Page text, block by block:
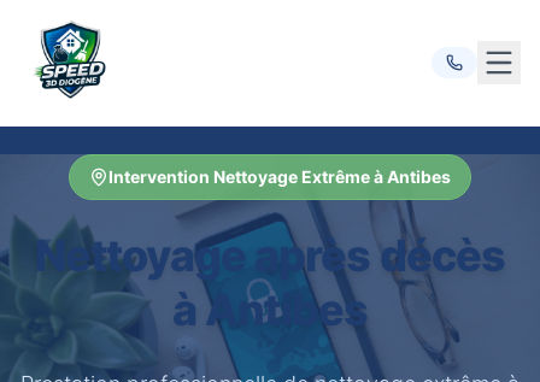
Intervention Nettoyage Extrême à Antibes
Nettoyage après décès
à Antibes